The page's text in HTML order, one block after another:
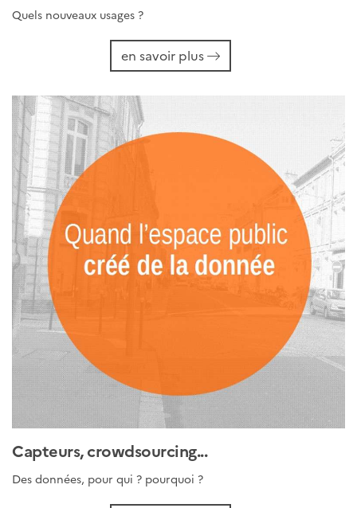
Quels nouveaux usages ?
en savoir plus
Capteurs, crowdsourcing...
Des données, pour qui ? pourquoi ?